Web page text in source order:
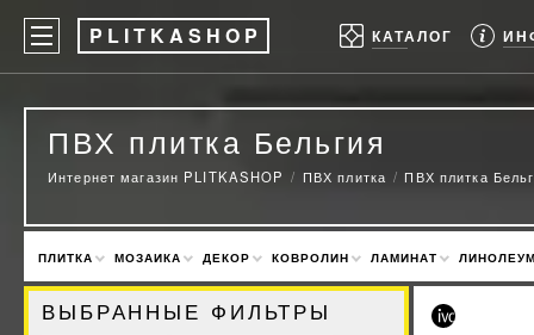
P LITKASHOP КАТАЛОГ
ПВХ плитка Бельгия
Интернет магазин PLITKASHOP ПВХ плитка ПВХ плитка
ПЛИТКА МОЗАИКА ДЕКОР КОВРОЛИН ЛАМИНАТ ЛИНОЛЕУМ
ВЫБРАННЫЕ ФИЛЬТРЫ